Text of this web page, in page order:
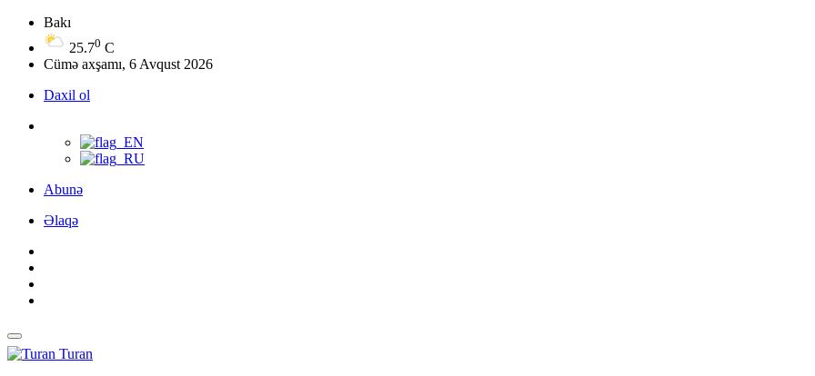
Bakı
25.70 C
Cümə axşamı, 6 Avqust 2026
Daxil ol
Abunə
Əlaqə
Turan